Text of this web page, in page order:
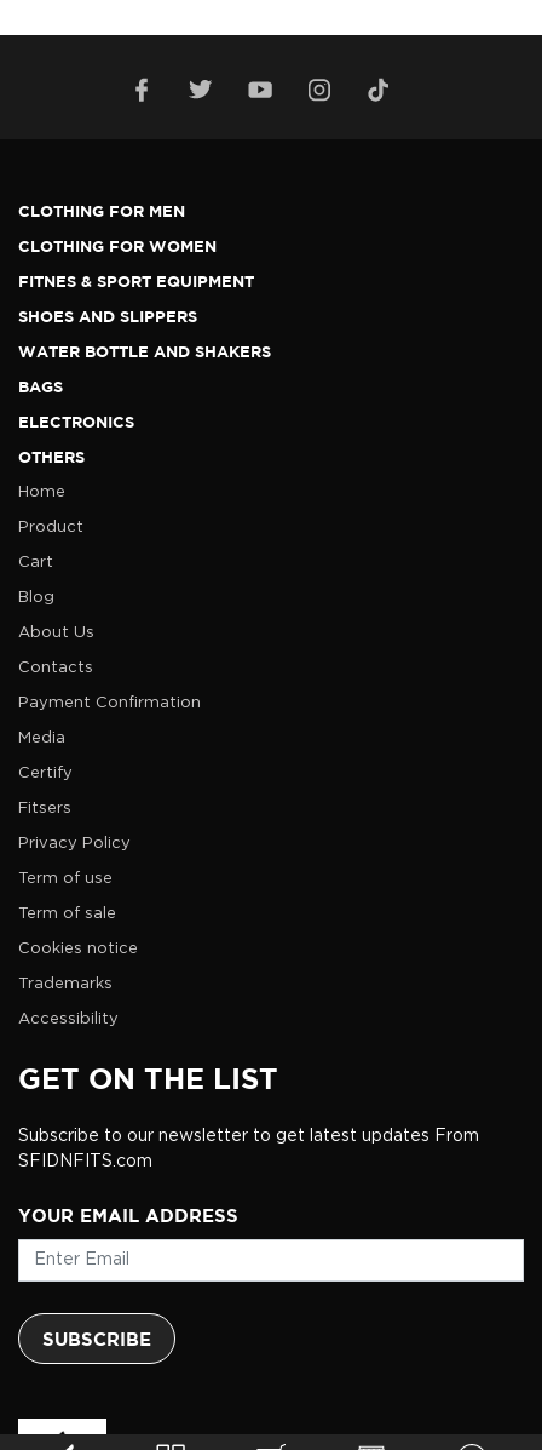
CLOTHING FOR MEN
CLOTHING FOR WOMEN
FITNES & SPORT EQUIPMENT
SHOES AND SLIPPERS
WATER BOTTLE AND SHAKERS
BAGS
ELECTRONICS
OTHERS
Home
Product
Cart
Blog
About Us
Contacts
Payment Confirmation
Media
Certify
Fitsers
Privacy Policy
Term of use
Term of sale
Cookies notice
Trademarks
Accessibility
GET ON THE LIST
Subscribe to our newsletter to get latest updates From
SFIDNFITS.com
YOUR EMAIL ADDRESS
SUBSCRIBE